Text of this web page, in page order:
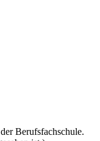
Berufsfachschule.